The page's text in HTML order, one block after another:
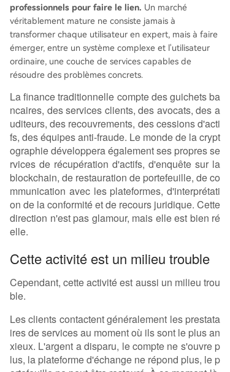
professionnels pour faire le lien. Un marché
véritablement mature ne consiste jamais à
transformer chaque utilisateur en expert, mais à faire
émerger, entre un système complexe et l'utilisateur
ordinaire, une couche de services capables de
résoudre des problèmes concrets.
La finance traditionnelle compte des guichets ba
ncaires, des services clients, des avocats, des a
uditeurs, des recouvrements, des cessions d'acti
fs, des équipes anti-fraude. Le monde de la crypt
ographie développera également ses propres se
rvices de récupération d'actifs, d'enquête sur la
blockchain, de restauration de portefeuille, de co
mmunication avec les plateformes, d'interprétati
on de la conformité et de recours juridique. Cette
direction n'est pas glamour, mais elle est bien ré
elle.
Cette activité est un milieu trouble
Cependant, cette activité est aussi un milieu trou
ble.
Les clients contactent généralement les prestata
ires de services au moment où ils sont le plus an
xieux. L'argent a disparu, le compte ne s'ouvre p
lus, la plateforme d'échange ne répond plus, le p